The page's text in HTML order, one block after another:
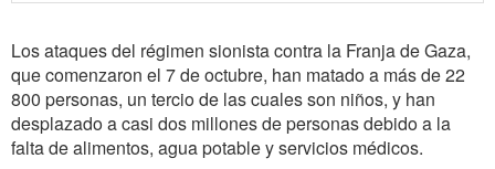
Los ataques del régimen sionista contra la Franja de Gaza,
que comenzaron el 7 de octubre, han matado a más de 22
800 personas, un tercio de las cuales son niños, y han
desplazado a casi dos millones de personas debido a la
falta de alimentos, agua potable y servicios médicos.